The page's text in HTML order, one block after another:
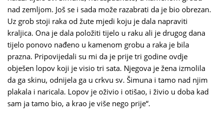
nad zemljom. Još se i sada može razabrati da je bio obrezan.
Uz grob stoji raka od žute mjedi koju je dala napraviti
kraljica. Ona je dala položiti tijelo u raku ali je drugog dana
tijelo ponovo nađeno u kamenom grobu a raka je bila
prazna. Pripovijedali su mi da je prije tri godine ovdje
obješen lopov koji je visio tri sata. Njegova je žena izmolila
da ga skinu, odnijela ga u crkvu sv. Šimuna i tamo nad njim
plakala i naricala. Lopov je oživio i otišao, i živio u doba kad
sam ja tamo bio, a krao je više nego prije“.